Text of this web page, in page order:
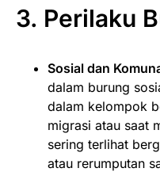
3. Perilaku
Sosial dan
dalam burung
dalam kelompok
migrasi atau saat
sering terlihat
atau rerumputan